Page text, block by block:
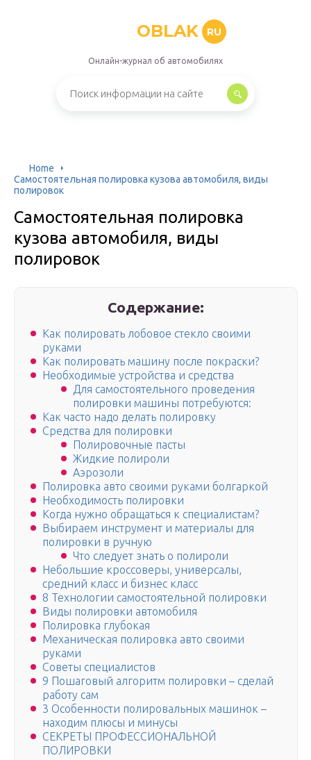
OBLAK RU
Онлайн-журнал об автомобилях
Home
Самостоятельная полировка кузова автомобиля, виды
полировок
Самостоятельная полировка
кузова автомобиля, виды
полировок
Содержание:
Как полировать лобовое стекло своими
руками
Как полировать машину после покраски?
Необходимые устройства и средства
Для самостоятельного проведения
полировки машины потребуются:
Как часто надо делать полировку
Средства для полировки
Полировочные пасты
Жидкие полироли
Аэрозоли
Полировка авто своими руками болгаркой
Необходимость полировки
Когда нужно обращаться к специалистам?
Выбираем инструмент и материалы для
полировки в ручную
Что следует знать о полироли
Небольшие кроссоверы, универсалы,
средний класс и бизнес класс
8 Технологии самостоятельной полировки
Виды полировки автомобиля
Полировка глубокая
Механическая полировка авто своими
руками
Советы специалистов
9 Пошаговый алгоритм полировки – сделай
работу сам
3 Особенности полировальных машинок –
находим плюсы и минусы
СЕКРЕТЫ ПРОФЕССИОНАЛЬНОЙ
ПОЛИРОВКИ